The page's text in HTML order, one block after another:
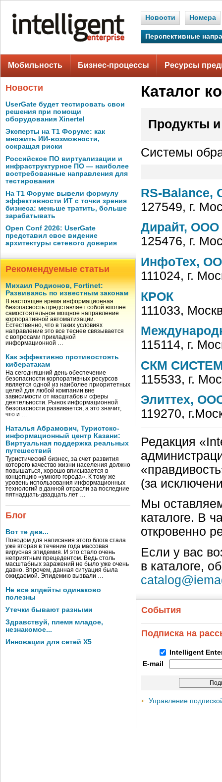
Новости Номера
Перспективные
Мобильность Бизнес-процессы Ресурсы
Новости
UserGate будет тестировать свои
решения при помощи
оборудования Xinertel
Эксперты на Т1 Форуме: как
множить ИИ-возможности,
сокращая риски
Российское ПО виртуализации и
инфраструктурное ПО — наиболее
востребованные направления для
тестирования
На Т1 Форуме вывели формулу
эффективности ИТ с точки зрения
бизнеса: меньше тратить, больше
зарабатывать
Open Conf 2026: UserGate
представил свое видение
архитектуры сетевого доверия
Рекомендуемые статьи
Михаил Родионов, Fortinet:
Развиваясь по известным законам
В настоящее время информационная
безопасность представляет собой вполне
самостоятельное мощное направление
корпоративной автоматизации.
Естественно, что в таких условиях
направление это все теснее связывается
с вопросами прикладной
информационной …
Как эффективно противостоять
кибератакам
На сегодняшний день обеспечение
безопасности корпоративных ресурсов
является одной из наиболее приоритетных
целей для любой компании вне
зависимости от масштабов и сферы
деятельности. Рынок информационной
безопасности развивается, а это значит,
что и …
Наталья Абрамович, Туристско-
информационный центр Казани:
Виртуальная поддержка реальных
путешествий
Туристический бизнес, за счет развития
которого качество жизни населения должно
повышаться, хорошо вписывается в
концепцию «умного города». К тому же
уровень использования информационных
технологий в данной отрасли за последние
пятнадцать-двадцать лет …
Блог
Вот те два...
Поводом для написания этого блога стала
уже вторая в течение года массовая
вирусная эпидемия. И это стало очень
неприятным прецедентом. Ведь столь
масштабных заражений не было уже очень
давно. Впрочем, данная ситуация была
ожидаемой. Эпидемию вызвали …
Не все апдейты одинаково
полезны
Утечки бывают разными
Здравствуй, племя младое,
незнакомое...
Инновации для сетей X5
Каталог
Продукты
Системы
RS-Balance,
127549, г.
Дирайт, ООО
125476, г.
ИнфоТех,
111024, г.
КРОК
111033,
115114, г.
СКМ
115533, г.
Элиттех,
119270,
Редакция
(за
Мы
каталоге. В
откровенно
Если у вас
в каталоге,
События
Подписка на
Intelligent
E-mail
Управление